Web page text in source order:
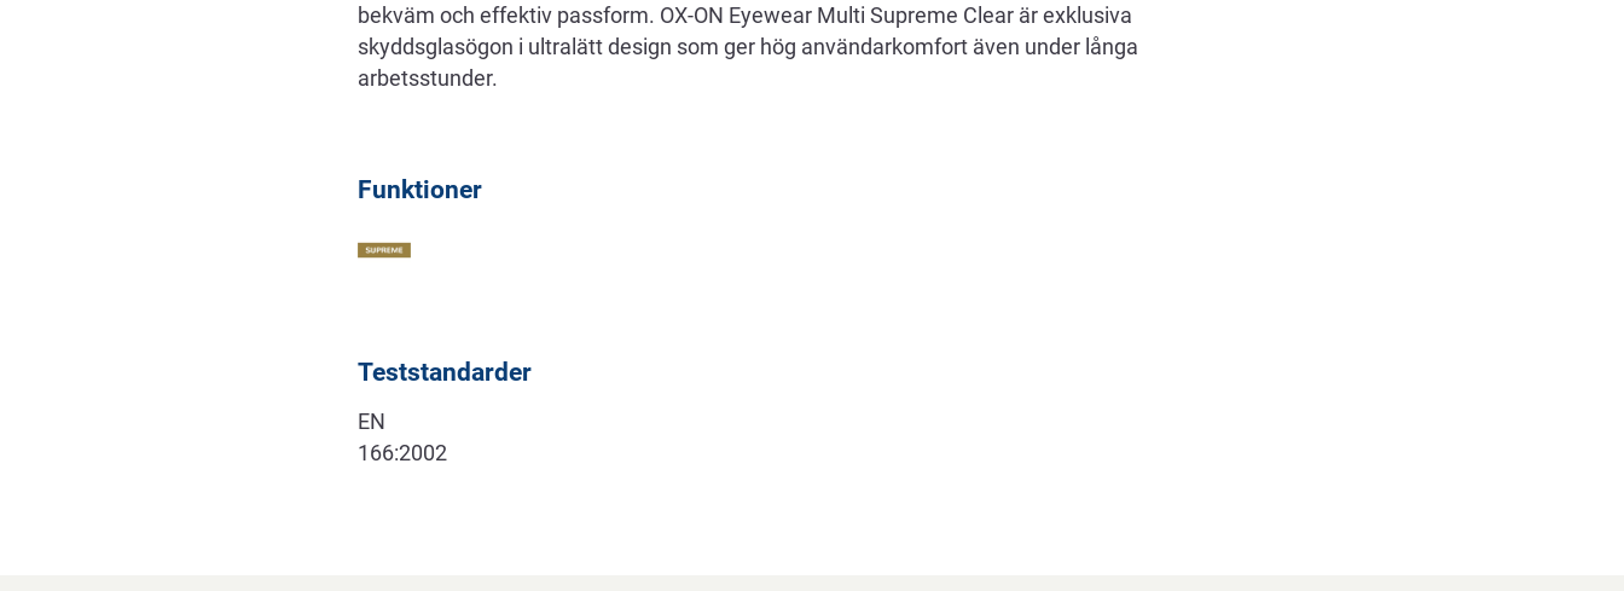
bekväm och effektiv passform. OX-ON Eyewear Multi Supreme Clear är exklusiva
skyddsglasögon i ultralätt design som ger hög användarkomfort även under långa
arbetsstunder.
Funktioner
Teststandarder
EN
166:2002